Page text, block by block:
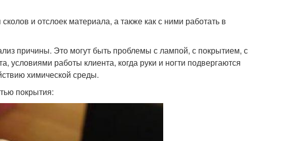
и отслоек материала, а также как с ними работать в
причины. Это могут быть проблемы с лампой, с покрытием, с
условиями работы клиента, когда руки и ногти подвергаются
химической среды.
покрытия: